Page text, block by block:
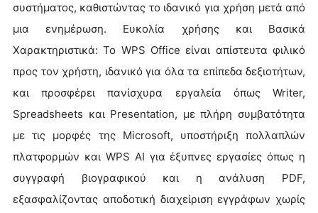
συστήματος, καθιστώντας το ιδανικό για χρήση μετά από
μια ενημέρωση. Ευκολία χρήσης και Βασικά
Χαρακτηριστικά: Το WPS Office είναι απίστευτα φιλικό
προς τον χρήστη, ιδανικό για όλα τα επίπεδα δεξιοτήτων,
και προσφέρει πανίσχυρα εργαλεία όπως Writer,
Spreadsheets και Presentation, με πλήρη συμβατότητα
με τις μορφές της Microsoft, υποστήριξη πολλαπλών
πλατφορμών και WPS AI για έξυπνες εργασίες όπως η
συγγραφή βιογραφικού και η ανάλυση PDF,
εξασφαλίζοντας αποδοτική διαχείριση εγγράφων χωρίς